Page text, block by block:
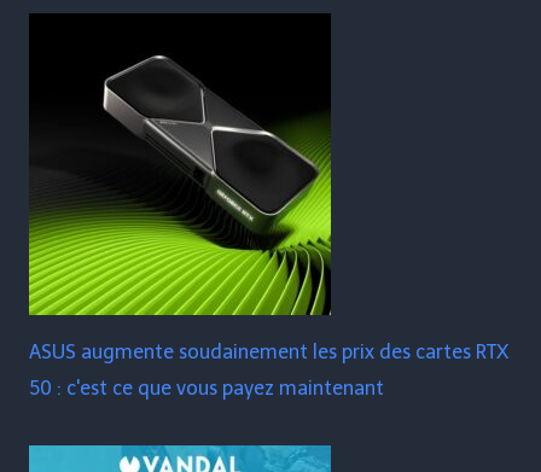
ASUS augmente soudainement les prix des cartes RTX
50 : c'est ce que vous payez maintenant